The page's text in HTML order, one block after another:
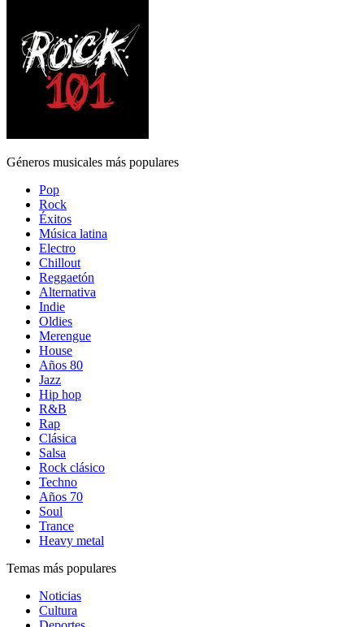
Géneros musicales más populares
Pop
Rock
Éxitos
Música latina
Electro
Chillout
Reggaetón
Alternativa
Indie
Oldies
Merengue
House
Años 80
Jazz
Hip hop
R&B
Rap
Clásica
Salsa
Rock clásico
Techno
Años 70
Soul
Trance
Heavy metal
Temas más populares
Noticias
Cultura